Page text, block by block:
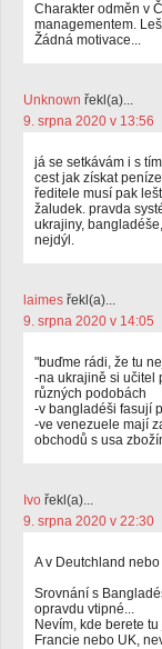
Charakter odměn v
managementem.
Žádná motivace...
Unknown řekl(a)...
9. srpna 2020 v 13:56
já se setkávám i s
cest jak získat
ředitele musí pak
žaludek. pravda
ukrajiny,
nejdýl.
laimes řekl(a)...
9. srpna 2020 v 14:05
"buďme rádi, že tu
-na ukrajině si učitel
různých podobách
-v bangladéši fasují
-ve venezuele mají
obchodů s usa
Ivo řekl(a)...
9. srpna 2020 v 22:30
A v Deutchland
Srovnání s
opravdu vtipné...
Nevím, kde berete
Francie nebo UK,